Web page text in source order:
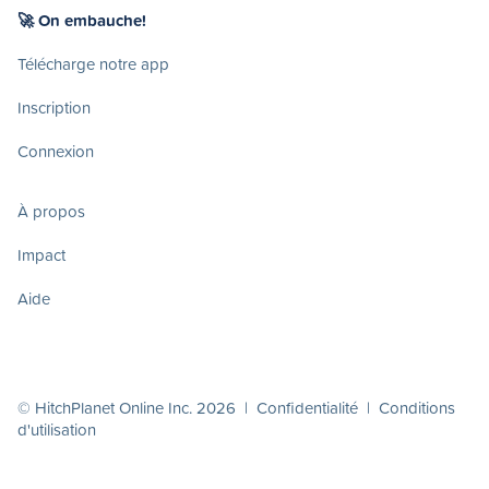
🚀 On embauche!
Télécharge notre app
Inscription
Connexion
À propos
Impact
Aide
© HitchPlanet Online Inc. 2026 | Confidentialité | Conditions
d'utilisation